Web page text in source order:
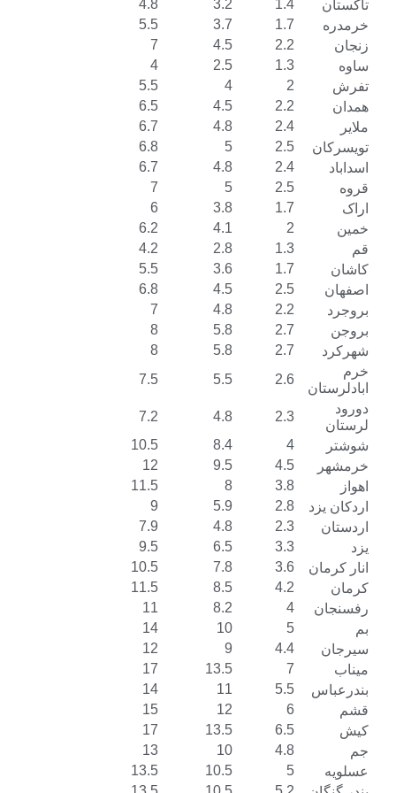
1.4
3.2
4.8
1.7
3.7
5.5
2.2
4.5
7
1.3
2.5
4
2
5.5
2.2
4.5
6.5
2.4
4.8
6.7
2.5
6.8
2.4
4.8
6.7
2.5
7
1.7
3.8
6
2
4.1
6.2
1.3
2.8
4.2
1.7
3.6
5.5
2.5
4.5
6.8
2.2
4.8
7
2.7
5.8
8
2.7
5.8
8
2.6
5.5
7.5
2.3
4.8
7.2
4
8.4
10.5
4.5
9.5
12
3.8
11.5
2.8
5.9
9
2.3
4.8
7.9
3.3
6.5
9.5
3.6
7.8
10.5
4.2
8.5
11.5
4
8.2
11
5
10
14
4.4
12
7
13.5
17
5.5
11
14
6
12
15
6.5
13.5
17
4.8
10
13
5
10.5
13.5